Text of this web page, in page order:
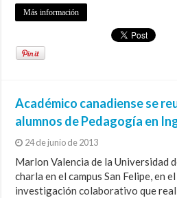
Más información
Académico canadiense se
alumnos de Pedagogía en
24 de junio de 2013
Marlon Valencia de la Universidad
charla en el campus San Felipe, en
investigación colaborativo que